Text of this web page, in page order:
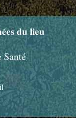
du lieu
Santé